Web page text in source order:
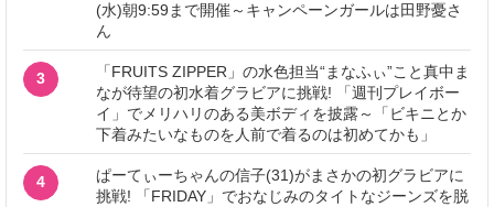
(水)朝9:59まで開催～キャンペーンガールは田野憂さ
ん
3
「FRUITS ZIPPER」の水色担当“まなふぃ”こと真中ま
なが待望の初水着グラビアに挑戦! 「週刊プレイボー
イ」でメリハリのある美ボディを披露～「ビキニとか
下着みたいなものを人前で着るのは初めてかも」
4
ぱーてぃーちゃんの信子(31)がまさかの初グラビアに
挑戦! 「FRIDAY」でおなじみのタイトなジーンズを脱